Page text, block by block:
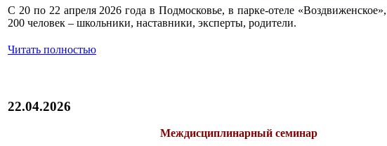
С 20 по 22 апреля 2026 года в Подмосковье, в парке-отеле
200 человек – школьники, наставники, эксперты, родители.
Читать полностью
22.04.2026
Междисциплинарный семинар